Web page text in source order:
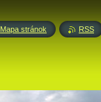
Mapa stránok RSS